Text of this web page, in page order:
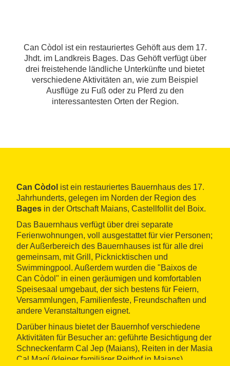
Can Còdol ist ein restauriertes Gehöft aus dem 17.
Jhdt. im Landkreis Bages. Das Gehöft verfügt über
drei freistehende ländliche Unterkünfte und bietet
verschiedene Aktivitäten an, wie zum Beispiel
Ausflüge zu Fuß oder zu Pferd zu den
interessantesten Orten der Region.
Can Còdol ist ein restauriertes Bauernhaus des 17.
Jahrhunderts, gelegen im Norden der Region des
Bages in der Ortschaft Maians, Castellfollit del Boix.
Das Bauernhaus verfügt über drei separate
Ferienwohnungen, voll ausgestattet für vier Personen;
der Außerbereich des Bauernhauses ist für alle drei
gemeinsam, mit Grill, Picknicktischen und
Swimmingpool. Außerdem wurden die "Baixos de
Can Còdol" in einen geräumigen und komfortablen
Speisesaal umgebaut, der sich bestens für Feiern,
Versammlungen, Familienfeste, Freundschaften und
andere Veranstaltungen eignet.
Darüber hinaus bietet der Bauernhof verschiedene
Aktivitäten für Besucher an: geführte Besichtigung der
Schneckenfarm Cal Jep (Maians), Reiten in der Masia
Cal Magí (kleiner familiärer Reithof in Maians),